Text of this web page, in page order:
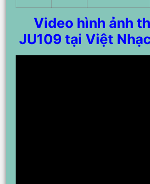
Video hình ảnh
JU109 tại Việt